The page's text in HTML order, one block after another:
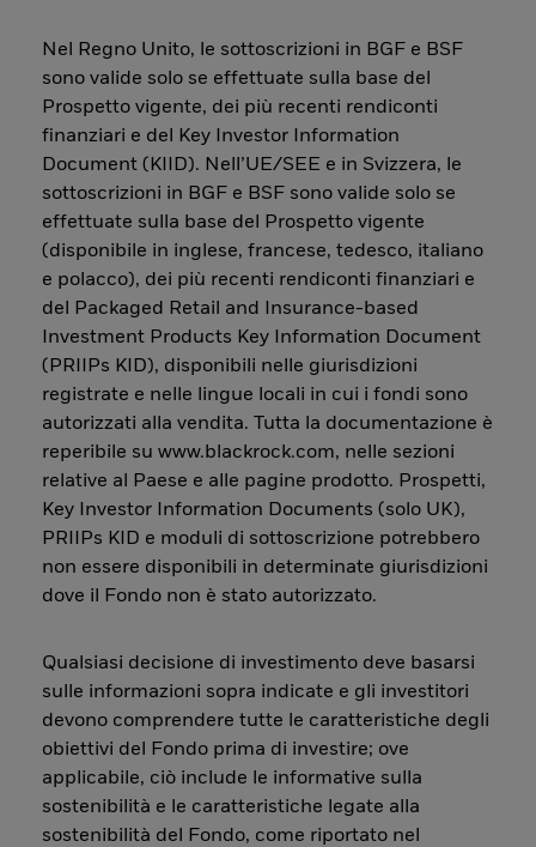
Nel Regno Unito, le sottoscrizioni in BGF e BSF
sono valide solo se effettuate sulla base del
Prospetto vigente, dei più recenti rendiconti
finanziari e del Key Investor Information
Document (KIID). Nell’UE/SEE e in Svizzera, le
sottoscrizioni in BGF e BSF sono valide solo se
effettuate sulla base del Prospetto vigente
(disponibile in inglese, francese, tedesco, italiano
e polacco), dei più recenti rendiconti finanziari e
del Packaged Retail and Insurance-based
Investment Products Key Information Document
(PRIIPs KID), disponibili nelle giurisdizioni
registrate e nelle lingue locali in cui i fondi sono
autorizzati alla vendita. Tutta la documentazione è
reperibile su www.blackrock.com, nelle sezioni
relative al Paese e alle pagine prodotto. Prospetti,
Key Investor Information Documents (solo UK),
PRIIPs KID e moduli di sottoscrizione potrebbero
non essere disponibili in determinate giurisdizioni
dove il Fondo non è stato autorizzato.
Qualsiasi decisione di investimento deve basarsi
sulle informazioni sopra indicate e gli investitori
devono comprendere tutte le caratteristiche degli
obiettivi del Fondo prima di investire; ove
applicabile, ciò include le informative sulla
sostenibilità e le caratteristiche legate alla
sostenibilità del Fondo, come riportato nel